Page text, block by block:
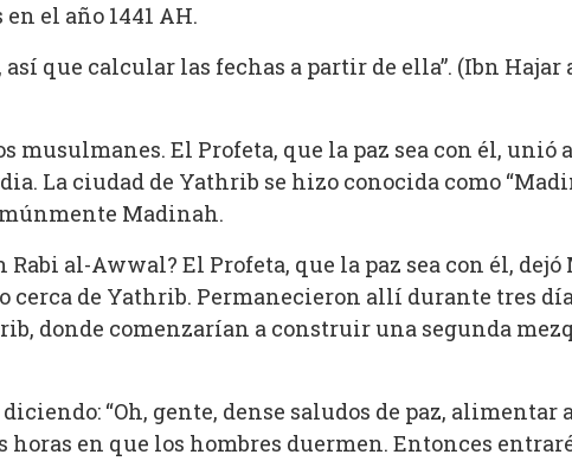
el año 1441 AH.
que calcular las fechas a partir de ella”. (Ibn Hajar
El Profeta, que la paz sea con él, unió
La ciudad de Yathrib se hizo conocida como
Madinah.
al-Awwal? El Profeta, que la paz sea con él,
cerca de Yathrib. Permanecieron allí durante tres
donde comenzarían a construir una segunda
“Oh, gente, dense saludos de paz, alimentar
en que los hombres duermen. Entonces